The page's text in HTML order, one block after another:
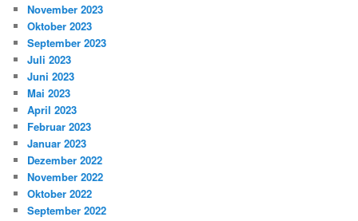
November 2023
Oktober 2023
September 2023
Juli 2023
Juni 2023
Mai 2023
April 2023
Februar 2023
Januar 2023
Dezember 2022
November 2022
Oktober 2022
September 2022